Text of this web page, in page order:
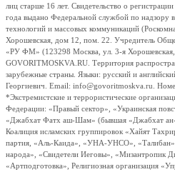
лиц старше 16 лет. Свидетельство о
года выдано Федеральной службой по надзору
технологий и массовых коммуникаций
Хорошевская, дом 12, пом. 22. Учредитель
«РУ ФМ» (123298 Москва, ул. 3-я
GOVORITMOSKVA.RU. Территория
зарубежные страны. Языки: русский и
Георгиевич. Email: info@govoritmoskva.ru.
*Экстремистские и террористические
Федерации: «Правый сектор», «Украинская
«Джабхат Фатх аш-Шам» (бывшая «Джабхат
Коалиция исламских группировок «Хайят
партия, «Аль-Каида», «УНА-УНСО»,
народа», «Свидетели Иеговы», «Мизантропик
«Артподготовка», Религиозная организация